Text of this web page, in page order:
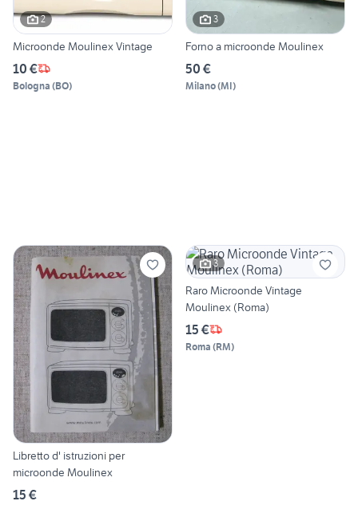
2
Microonde Moulinex Vintage
10 €
Bologna (BO)
3
Forno a microonde Moulinex
50 €
Milano(MI)
Libretto d' istruzioni per
microonde Moulinex
15 €
3
Raro Microonde Vintage
Moulinex (Roma)
15 €
Roma (RM)